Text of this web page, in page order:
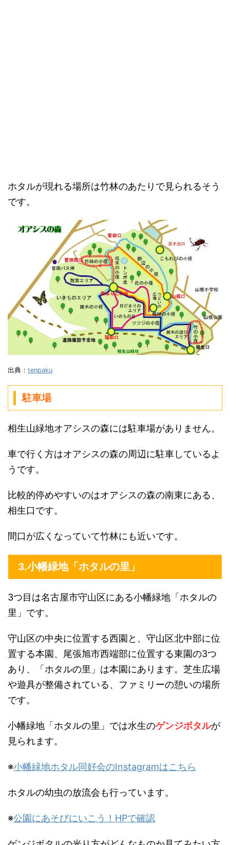
ホタルが現れる場所は竹林のあたりで見られるそう
です。
出典： tenpaku
駐車場
相生山緑地オアシスの森には駐車場がありません。
車で行く方はオアシスの森の周辺に駐車しているよ
うです。
比較的停めやすいのはオアシスの森の南東にある、
相生口です。
間口が広くなっていて竹林にも近いです。
3.小幡緑地「ホタルの里」
3つ目は名古屋市守山区にある小幡緑地「ホタルの
里」です。
守山区の中央に位置する西園と、守山区北中部に位
置する本園、尾張旭市西端部に位置する東園の3つ
あり、「ホタルの里」は本園にあります。芝生広場
や遊具が整備されている、ファミリーの憩いの場所
です。
小幡緑地「ホタルの里」では水生のゲンジボタルが
見られます。
※小幡緑地ホタル同好会のInstagramはこちら
ホタルの幼虫の放流会も行っています。
※公園にあそびにいこう！HPで確認